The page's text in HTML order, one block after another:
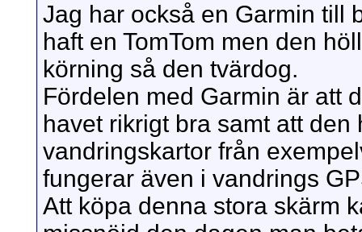
Jag har också en Garmin till
haft en TomTom men den
körning så den tvärdog.
Fördelen med Garmin är att
havet rikrigt bra samt att
vandringskartor från
fungerar även i vandrings
Att köpa denna stora skärm